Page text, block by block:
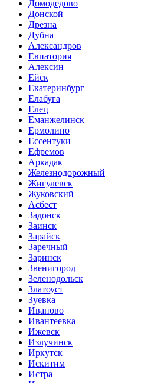
Домодедово
Донской
Дрезна
Дубна
Александров
Евпатория
Алексин
Ейск
Екатеринбург
Елабуга
Елец
Еманжелинск
Ермолино
Ессентуки
Ефремов
Аркадак
Железнодорожный
Жигулевск
Жуковский
Асбест
Задонск
Заинск
Зарайск
Заречный
Заринск
Звенигород
Зеленодольск
Златоуст
Зуевка
Иваново
Ивантеевка
Ижевск
Излучинск
Иркутск
Искитим
Истра